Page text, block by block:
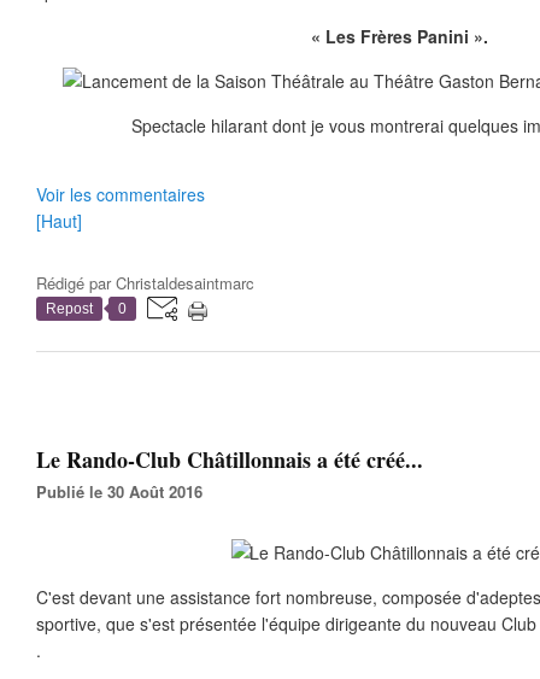
« Les Frères Panini ».
Spectacle hilarant dont je vous montrerai quelques
Voir les commentaires
[Haut]
Rédigé parChristaldesaintmarc
Repost 0
Le Rando-Club Châtillonnais a été créé...
Publié le 30 Août 2016
C'est devant une assistance fort nombreuse, composée
sportive, que s'est présentée l'équipe dirigeante du nouveau
.